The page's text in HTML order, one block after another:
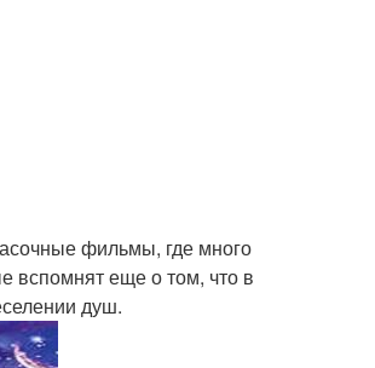
фильмы, где много
вспомнят еще о том, что в
душ.